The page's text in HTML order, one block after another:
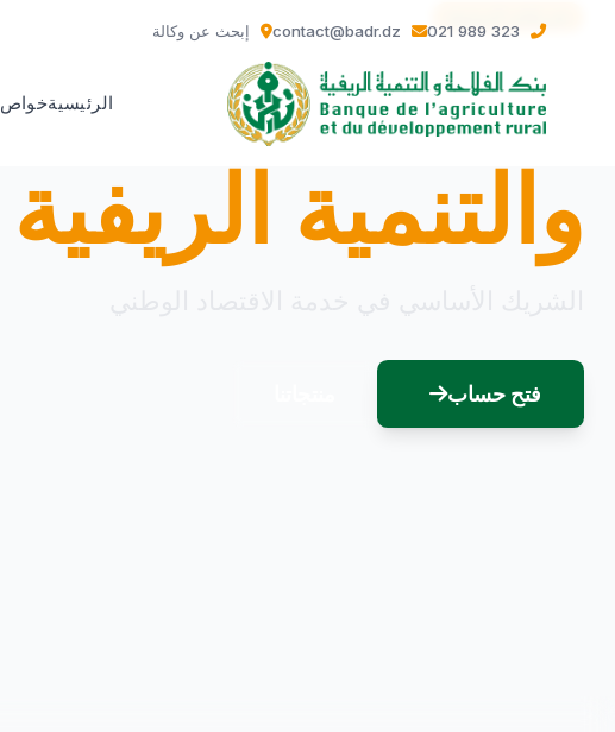
021 989 323
contact@badr.dz إبحث عن وكالة
الرئيسيةخواص بنك الفلاحة
والتنمية الريفية
فتح حساب